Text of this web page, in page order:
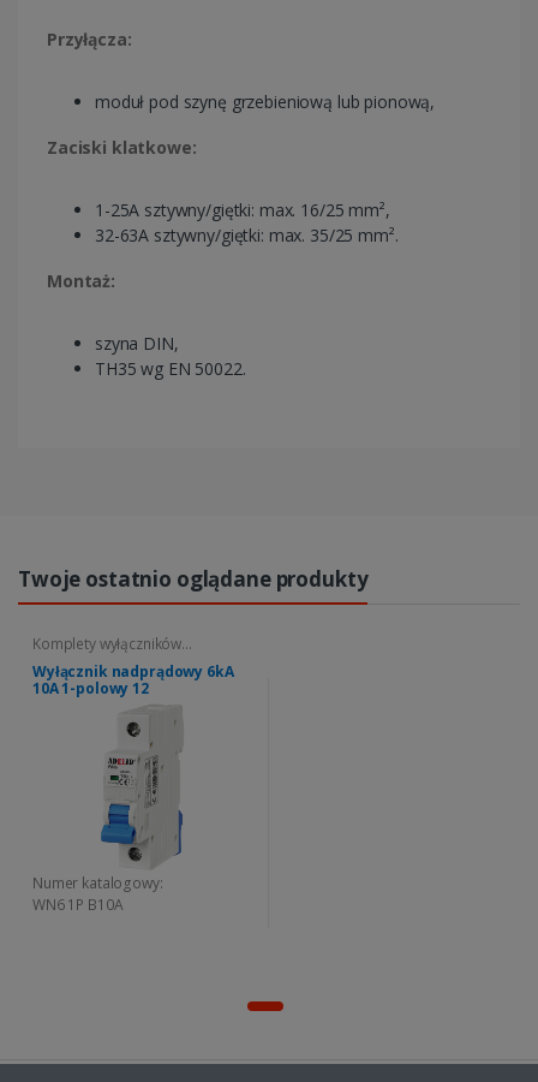
Przyłącza:
moduł pod szynę grzebieniową lub pionową,
Zaciski klatkowe:
1-25A sztywny/giętki: max. 16/25 mm²,
32-63A sztywny/giętki: max. 35/25 mm².
Montaż:
szyna DIN,
TH35 wg EN 50022.
Twoje ostatnio oglądane produkty
Komplety wyłączników
nadprądowych
Wyłącznik nadprądowy 6kA
10A 1-polowy 12
Numer katalogowy:
WN6 1P B10A